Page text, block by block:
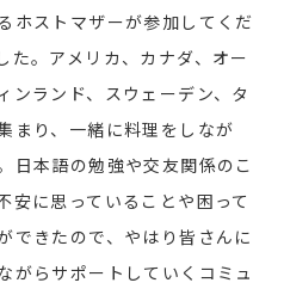
ホストマザーが参加してくだ
た。アメリカ、カナダ、オー
ンランド、スウェーデン、タ
まり、一緒に料理をしなが
日本語の勉強や交友関係のこ
安に思っていることや困って
できたので、やはり皆さんに
がらサポートしていくコミュ